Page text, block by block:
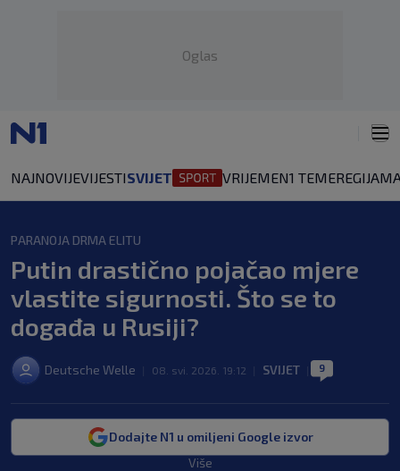
Oglas
NAJNOVIJEVIJESTISVIJET VRIJEMEN1 TEMEREGIJA
PARANOJA DRMA ELITU
Putin drastično pojačao mjere
vlastite sigurnosti. Što se to
događa u Rusiji?
Deutsche Welle 08. svi. 2026. 19:12 SVIJET 9
Dodajte N1 u omiljeni Google izvor
Više